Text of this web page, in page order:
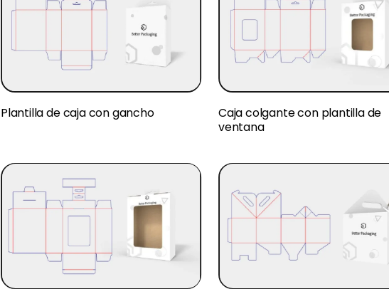
Plantilla de caja con gancho
Caja colgante con plantilla de
ventana